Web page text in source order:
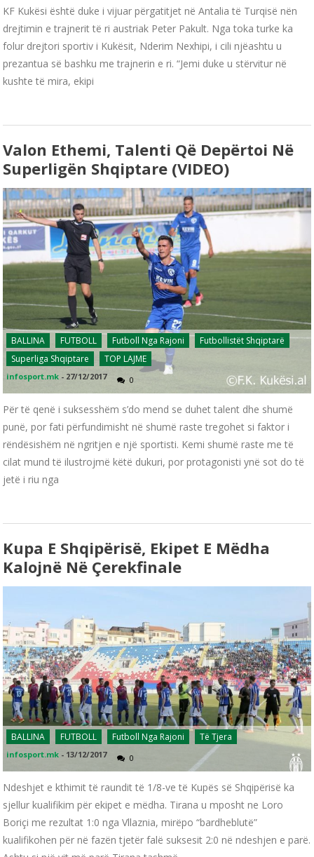
KF Kukësi është duke i vijuar përgatitjet në Antalia të Turqisë nën
drejtimin e trajnerit të ri austriak Peter Pakult. Nga toka turke ka
folur drejtori sportiv i Kukësit, Nderim Nexhipi, i cili njëashtu u
prezantua së bashku me trajnerin e ri. “Jemi duke u stërvitur në
kushte të mira, ekipi
Valon Ethemi, Talenti Që Depërtoi Në
Superligën Shqiptare (VIDEO)
BALLINA FUTBOLL Futboll Nga Rajoni
Futbollistët Shqiptarë
Superliga Shqiptare
TOP LAJME
infosport.mk - 27/12/2017 0
Për të qenë i suksesshëm s’do mend se duhet talent dhe shumë
punë, por fati përfundimisht në shumë raste tregohet si faktor i
rëndësishëm në ngritjen e një sportisti. Kemi shumë raste me të
cilat mund të ilustrojmë këtë dukuri, por protagonisti ynë sot do të
jetë i riu nga
Kupa E Shqipërisë, Ekipet E Mëdha
Kalojnë Në Çerekfinale
BALLINA FUTBOLL Futboll Nga Rajoni Të Tjera
infosport.mk - 13/12/2017 0
Ndeshjet e kthimit të raundit të 1/8-ve të Kupës së Shqipërisë ka
sjellur kualifikim për ekipet e mëdha. Tirana u mposht ne Loro
Boriçi me rezultat 1:0 nga Vllaznia, mirëpo “bardheblutë”
kualifikohen për në fazën tjetër falë suksesit 2:0 në ndeshjen e parë.